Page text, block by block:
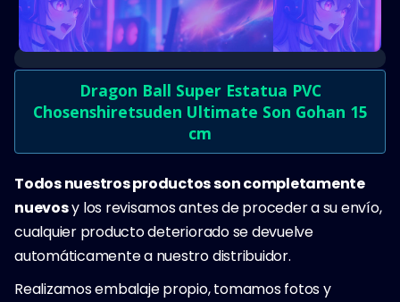
Dragon Ball Super Estatua PVC
Chosenshiretsuden Ultimate Son Gohan 15
cm
Todos nuestros productos son completamente
nuevosy los revisamos antes de proceder a su envío,
cualquier producto deteriorado se devuelve
automáticamente a nuestro distribuidor.
Realizamos embalaje propio, tomamos fotos y